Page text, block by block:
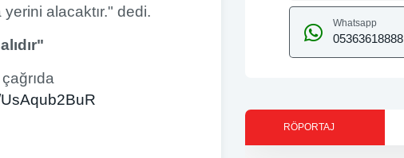
alacaktır." dedi.
Whatsapp
05363618888
RÖPORTAJ